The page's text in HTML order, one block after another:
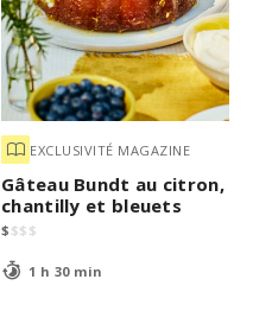
EXCLUSIVITÉ MAGAZINE
Gâteau Bundt au citron,
chantilly et bleuets
$ $$ $
1 h 30 min